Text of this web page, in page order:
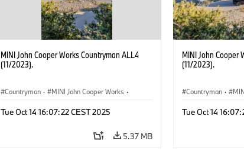
MINI John Cooper Works Countryman ALL4
(11/2023).
Countryman · MINI John Cooper Works ·
Tue Oct 14 16:07:22 CEST 2025
5.37 MB
MINI John Cooper
(11/2023).
Countryman ·
Tue Oct 14